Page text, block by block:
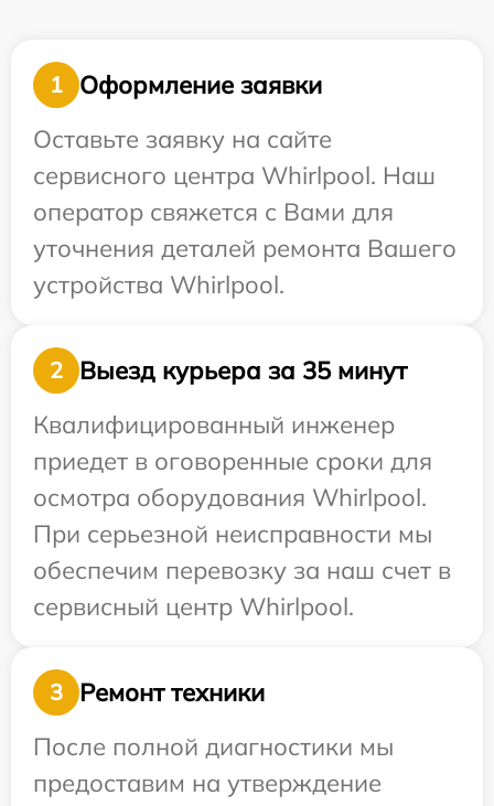
1
Оформление заявки
Оставьте заявку на сайте
сервисного центра Whirlpool. Наш
оператор свяжется с Вами для
уточнения деталей ремонта Вашего
устройства Whirlpool.
2
Выезд курьера за 35 минут
Квалифицированный инженер
приедет в оговоренные сроки для
осмотра оборудования Whirlpool.
При серьезной неисправности мы
обеспечим перевозку за наш счет в
сервисный центр Whirlpool.
3
Ремонт техники
После полной диагностики мы
предоставим на утверждение